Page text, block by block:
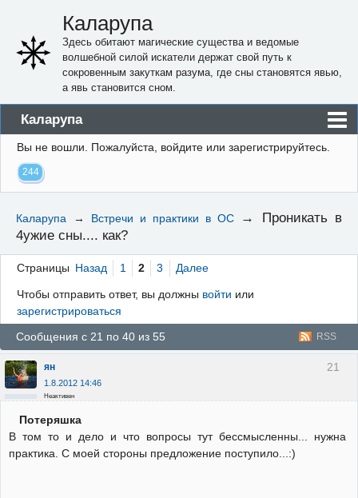
Каларупа
Здесь обитают магические существа и ведомые
волшебной силой искатели держат свой путь к
сокровенным закуткам разума, где сны становятся явью,
а явь становится сном.
Каларупа
Блог
Форум
Правила
Регистрация
Вход
Вы не вошли. Пожалуйста, войдите или зарегистрируйтесь.
244
Каларупа → Встречи и практики в ОС → Проникать в
4ужие сны.... как?
Страницы Назад 1 2 3 Далее
Чтобы отправить ответ, вы должны войти или
зарегистрироваться
RSS
Сообщения с 21 по 40 из 55
21
ян
1.8.2012 14:46
Неактивен
Потеряшка
В том то и дело и что вопросы тут бессмысленны... нужна
практика. С моей стороны предложение поступило...:)